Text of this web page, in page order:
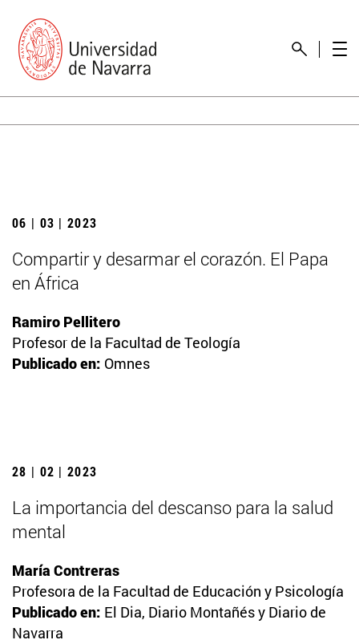
06 | 03 | 2023
Compartir y desarmar el corazón. El Papa
en África
Ramiro Pellitero
Profesor de la Facultad de Teología
Publicado en: Omnes
28 | 02 | 2023
La importancia del descanso para la salud
mental
María Contreras
Profesora de la Facultad de Educación y Psicología
Publicado en: El Dia, Diario Montañés y Diario de
Navarra